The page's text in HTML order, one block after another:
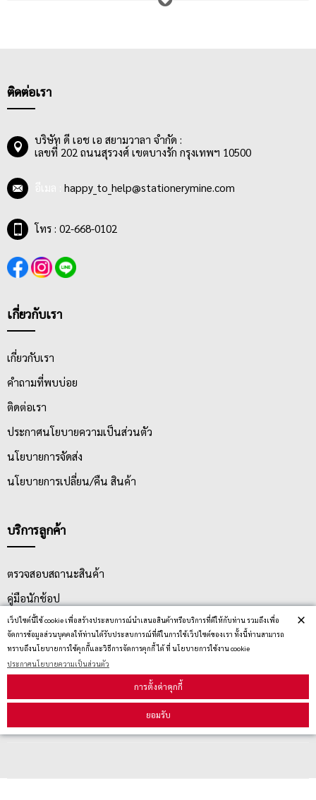
เว็ปไซต์นี้ใช้ cookie เพื่อสร้างประสบการณ์นำเสนอสินค้าหรือบริการที่ดีให้กับท่าน รวมถึงเพื่อ
จัดการข้อมูลส่วนบุคคลให้ท่านได้รับประสบการณ์ที่ดีในการใช้เว็ปไซต์ของเรา ทั้งนี้ท่านสามารถ
ทราบถึงนโยบายการใช้คุกกี้และวิธีการจัดการคุกกี้ ได้ ที่ นโยบายการใช้งาน cookie
ประกาศนโยบายความเป็นส่วนตัว
การตั้งค่าคุกกี้
ยอมรับ
×
หลายเบอร์ ขึ้นอยู่กับความหนาหรือจำนวนแผ่นเอกสารที่ต้องการ
ลวดเย็บที่ดี เมื่อนำออกจากกล่อง ลูกแม็กต้องติดกันเป็นแถว ไม่
แตกหักง่าย ไม่เป็นสนิม และเมื่อใช้งาน สามารถประหยัดแรงกดของผู้
และเจาะงานหรือเอกสารได้เยอะ และไม่หลุดง่าย ทำให้เอกสารของผู้
ใช้สามารถรวมเข้าด้วยกันได้อย่างเป็นระเบียบเรียบร้อย
ติดต่อเรา
บริษัท ดี เอช เอ สยามวาลา จำกัด :
เลขที่ 202 ถนนสุรวงศ์ เขตบางรัก กรุงเทพฯ 10500
happy_to_help@stationerymine.com
โทร : 02-668-0102
เกี่ยวกับเรา
เกี่ยวกับเรา
คำถามที่พบบ่อย
ติดต่อเรา
ประกาศนโยบายความเป็นส่วนตัว
นโยบายการจัดส่ง
นโยบายการเปลี่ยน/คืน สินค้า
บริการลูกค้า
ตรวจสอบสถานะสินค้า
คู่มือนักช้อป
วิธีลบคุกกี้
สมัครรับข่าวสาร
รับข่าวสาร